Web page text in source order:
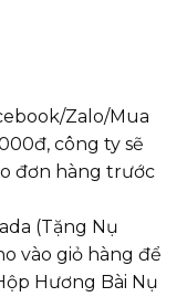
Zalo/Mua
công ty sẽ
đơn hàng trước
(Tặng Nụ
vào giỏ hàng để
Hương Bài Nụ